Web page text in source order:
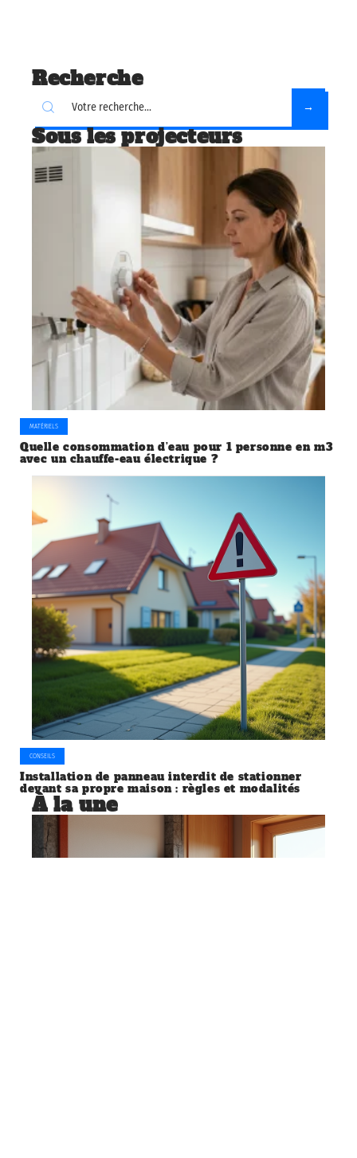
Recherche
Sous les projecteurs
MATÉRIELS
Quelle consommation d’eau pour 1 personne en m3
avec un chauffe-eau électrique ?
CONSEILS
Installation de panneau interdit de stationner
devant sa propre maison : règles et modalités
À la une